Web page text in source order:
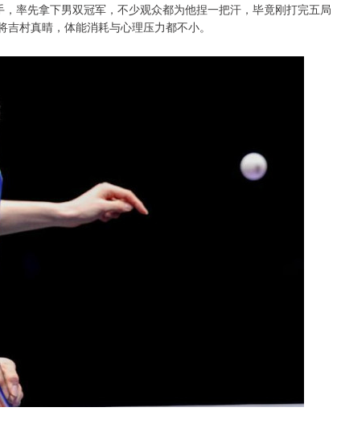
率先拿下男双冠军，不少观众都为他捏一把汗，毕竟刚打完五局
村真晴，体能消耗与心理压力都不小。